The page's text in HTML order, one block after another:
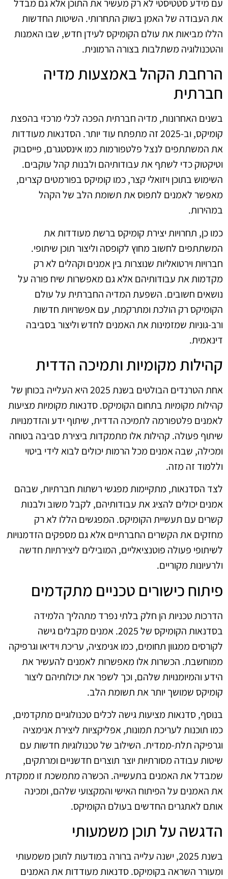
עם מידע סטטיסטי לא רק מעשיר את התוכן אלא גם מבדל
את העבודה של האמן בשוק התחרותי. השיטות החדשות
הללו מביאות את עולם הקומיקס לעידן חדש, שבו האמנות
והטכנולוגיה משתלבות בצורה הרמונית.
הרחבת הקהל באמצעות מדיה
חברתית
בשנים האחרונות, מדיה חברתית הפכה לכלי מרכזי בהפצת
קומיקס, וב-2025 זה מתפתח עוד יותר. הסדנאות מעודדות
את המשתתפים לנצל פלטפורמות כמו אינסטגרם, פייסבוק
וטיקטוק כדי לשתף את עבודותיהם ולבנות קהל עוקבים.
השימוש בתוכן ויזואלי קצר, כמו קומיקס בפורמטים קצרים,
מאפשר לאמנים לתפוס את תשומת הלב של הקהל
במהירות.
כמו כן, תחרויות יצירת קומיקס ברשת מעודדות את
המשתתפים לחשוב מחוץ לקופסה וליצור תוכן שיתופי.
חברויות וירטואליות שנוצרות בין אמנים וקהלים לא רק
מקדמות את עבודותיהם אלא גם מאפשרות שיח פורה על
נושאים חשובים. השפעת המדיה החברתית על עולם
הקומיקס רק הולכת ומתרקמת, עם אפשרויות חדשות
ורב-גוניות שמזמינות את האמנים לחדש וליצור בסביבה
דינאמית.
קהילות מקומיות ותמיכה הדדית
אחת הטרנדים הבולטים בשנת 2025 היא העלייה בכוחן של
קהילות מקומיות בתחום הקומיקס. סדנאות מקומיות מציעות
לאמנים פלטפורמה לתמיכה הדדית, שיתוף ידע והזדמנויות
שיתוף פעולה. קהילות אלו מתמקדות ביצירת סביבה בטוחה
ומכילה, שבה אמנים מכל הרמות יכולים לבוא לידי ביטוי
וללמוד זה מזה.
לצד הסדנאות, מתקיימות מפגשי רשתות חברתיות, שבהם
אמנים יכולים להציג את עבודותיהם, לקבל משוב ולבנות
קשרים עם תעשיית הקומיקס. המפגשים הללו לא רק
מחזקים את הקשרים החברתיים אלא גם מספקים הזדמנויות
לשיתופי פעולה פוטנציאליים, המובילים ליצירתיות חדשה
ולרעיונות מקוריים.
פיתוח כישורים טכניים מתקדמים
הדרכות טכניות הן חלק בלתי נפרד מתהליך הלמידה
בסדנאות הקומיקס של 2025. אמנים מקבלים גישה
לקורסים ממגוון תחומים, כמו אנימציה, עריכת וידיאו וגרפיקה
ממוחשבת. הכשרות אלו מאפשרות לאמנים להעשיר את
הידע והמיומנויות שלהם, וכך לשפר את יכולותיהם ליצור
קומיקס שמושך יותר את תשומת הלב.
בנוסף, סדנאות מציעות גישה לכלים טכנולוגיים מתקדמים,
כמו תוכנות לעריכת תמונות, אפליקציות ליצירת אנימציה
וגרפיקה תלת-ממדית. השילוב של טכנולוגיות חדשות עם
שיטות עבודה מסורתיות יוצר תוצרים חדשניים ומרתקים,
שמבדל את האמנים בתעשייה. הכשרה מתמשכת זו ממקדת
את האמנים על הפיתוח האישי והמקצועי שלהם, ומכינה
אותם לאתגרים החדשים בעולם הקומיקס.
הדגשה על תוכן משמעותי
בשנת 2025, ישנה עלייה ברורה במודעות לתוכן משמעותי
ומעורר השראה בקומיקס. סדנאות מעודדות את האמנים